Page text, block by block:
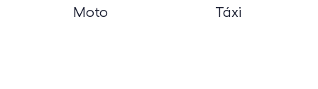
Moto Táxi